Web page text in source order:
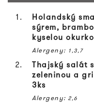
1.
Holandský
sýrem,
kyselou
Alergeny: 1,3,7
2.
Thajský salát
zeleninou a
3ks
Alergeny: 2,6